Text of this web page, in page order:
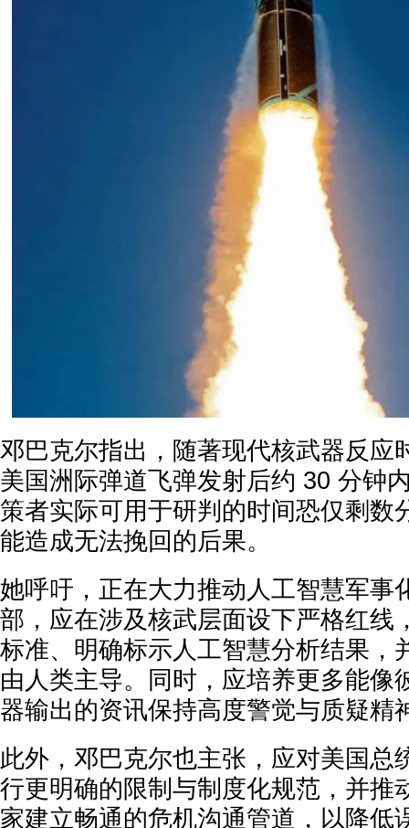
邓巴克尔指出，随著现代核武器反应
美国洲际弹道飞弹发射后约 30 分钟
策者实际可用于研判的时间恐仅剩数
能造成无法挽回的后果。
她呼吁，正在大力推动人工智慧军事
部，应在涉及核武层面设下严格红线
标准、明确标示人工智慧分析结果，
由人类主导。同时，应培养更多能像
器输出的资讯保持高度警觉与质疑精
此外，邓巴克尔也主张，应对美国总
行更明确的限制与制度化规范，并推
家建立畅通的危机沟通管道，以降低